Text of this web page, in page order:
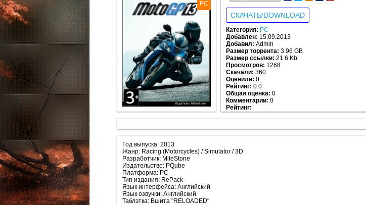
PC
СКАЧАТЬ/DOWNLOAD
Категория: PC
Добавлен: 15.09.2013
Добавил: Admin
Размер торрента: 3.96 GB
Размер ссылки: 21.6 Kb
Просмотров: 1268
Скачали: 360
Оценили: 0
Рейтинг: 0.0
Общая оценка: 0
Комментарии: 0
Рейтинг:
0.0/5из0
Год выпуска: 2013
Жанр: Racing (Motorcycles) / Simulator / 3D
Разработчик: MileStone
Издательство: PQube
Платформа: PC
Тип издания: RePack
Язык интерфейса: Английский
Язык озвучки: Английский
Таблэтка: Вшита "RELOADED"